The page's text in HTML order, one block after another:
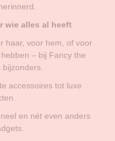
wie alles al heeft
haar, voor hem, of voor
– bij Fancy the
accessoires tot luxe
en nét even anders